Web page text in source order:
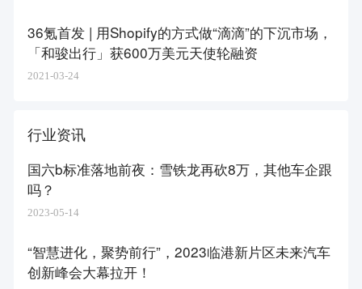
36氪首发 | 用Shopify的方式做“滴滴”的下沉市场，
「和骏出行」获600万美元天使轮融资
2021-03-24
行业资讯
国六b标准落地前夜：雪铁龙再砍8万，其他车企跟
吗？
2023-05-14
“智慧进化，聚势前行”，2023临港新片区未来汽车
创新峰会大幕拉开！